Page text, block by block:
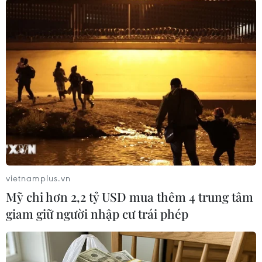
TIN CÙNG CHUYÊN MỤC
Cảnh sát giao thông triển khai chiến
dịch nâng cao kỹ năng lái xe môtô, xe
gắn máy
07/08/2026 14:37
Tháng 12/2026 hoàn thành mở rộng
đoạn cao tốc Thành phố Hồ Chí
Minh-Long Thành
07/08/2026 10:29
vietnamplus.vn
Mỹ chi hơn 2,2 tỷ USD mua thêm 4 trung tâm
giam giữ người nhập cư trái phép